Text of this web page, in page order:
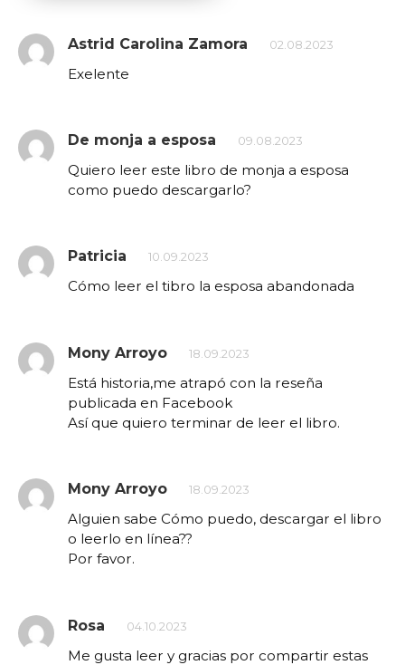
Astrid Carolina Zamora 02.08.2023
Exelente
De monja a esposa 09.08.2023
Quiero leer este libro de monja a esposa
como puedo descargarlo?
Patricia 10.09.2023
Cómo leer el tibro la esposa abandonada
Mony Arroyo 18.09.2023
Está historia,me atrapó con la reseña
publicada en Facebook
Así que quiero terminar de leer el libro.
Mony Arroyo 18.09.2023
Alguien sabe Cómo puedo, descargar el libro
o leerlo en línea??
Por favor.
Rosa 04.10.2023
Me gusta leer y gracias por compartir estas